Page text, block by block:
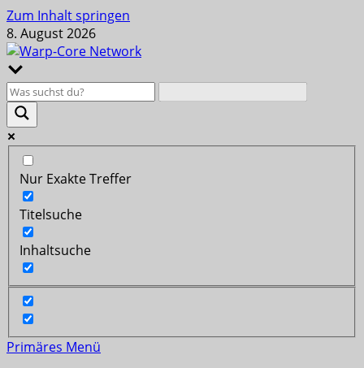
Zum Inhalt springen
8. August 2026
Nur Exakte Treffer
Titelsuche
Inhaltsuche
Primäres Menü